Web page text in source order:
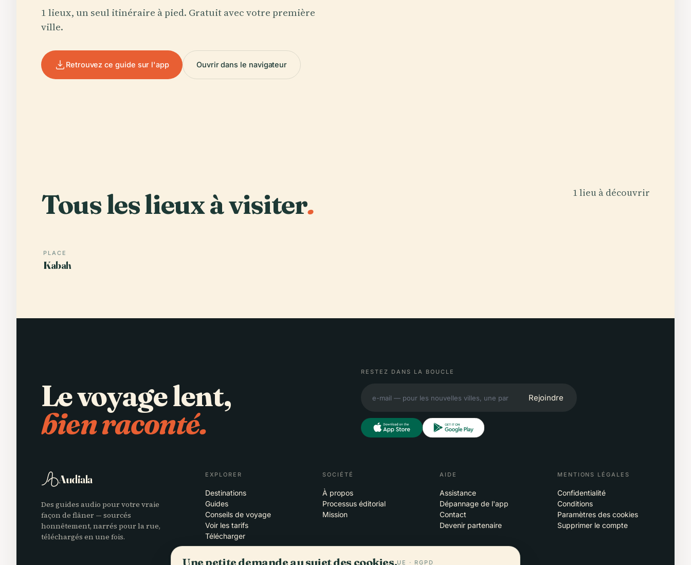
1 lieux, un seul itinéraire à pied. Gratuit avec votre première
ville.
Retrouvez ce guide sur l'app Ouvrir dans le navigateur
Tous les lieux à visiter. 1 lieu à découvrir
PLACE
Kabah
Le voyage lent,
bien raconté.
RESTEZ DANS LA BOUCLE
Rejoindre
Audiala
Des guides audio pour votre vraie
façon de flâner — sourcés
honnêtement, narrés pour la rue,
téléchargés en une fois.
EXPLORER
Destinations
Guides
Conseils de voyage
Voir les tarifs
Télécharger
SOCIÉTÉ
À propos
Processus éditorial
Mission
AIDE
Assistance
Dépannage de l'app
Contact
Devenir partenaire
MENTIONS LÉGALES
Confidentialité
Conditions
Paramètres des cookies
Supprimer le compte
Une petite demande au sujet des cookies.UE · RGPD